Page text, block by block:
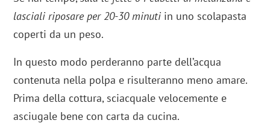
lasciali riposare per 20-30 minuti in uno scolapasta
coperti da un peso.
In questo modo perderanno parte dell’acqua
contenuta nella polpa e risulteranno meno amare.
Prima della cottura, sciacquale velocemente e
asciugale bene con carta da cucina.